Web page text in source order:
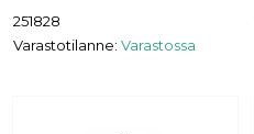
251828
Varastotilanne: Varastossa